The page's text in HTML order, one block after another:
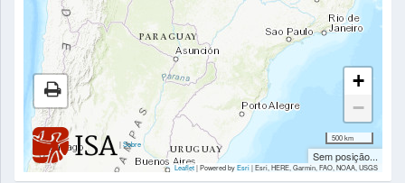
|Sobre
+
−
500 km
Sem posição...
Leaflet| Powered byEsri|Esri, HERE, Garmin, FAO, NOAA, USGS